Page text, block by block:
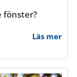
fönster?
Läs mer